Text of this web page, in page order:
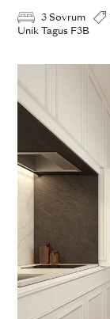
3 Sovrum
Unik Tagus F3B